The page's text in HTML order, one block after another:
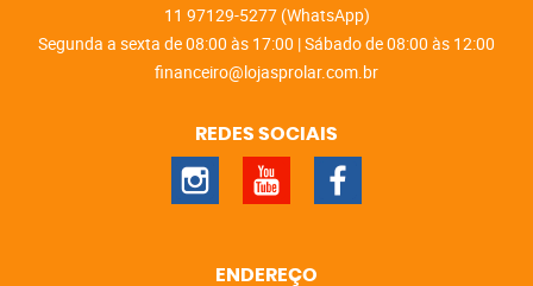
11 97129-5277 (WhatsApp)
Segunda a sexta de 08:00 às 17:00 | Sábado de 08:00 às 12:00
financeiro@lojasprolar.com.br
REDES SOCIAIS
ENDEREÇO